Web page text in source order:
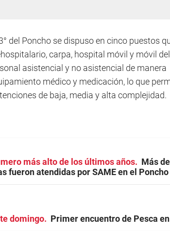
del Poncho se dispuso en cinco puestos
carpa, hospital móvil y móvil
asistencial y no asistencial de manera
médico y medicación, lo que
de baja, media y alta complejidad.
más alto de los últimos años
Más
fueron atendidas por SAME en el Poncho
domingo Primer encuentro de Pesca